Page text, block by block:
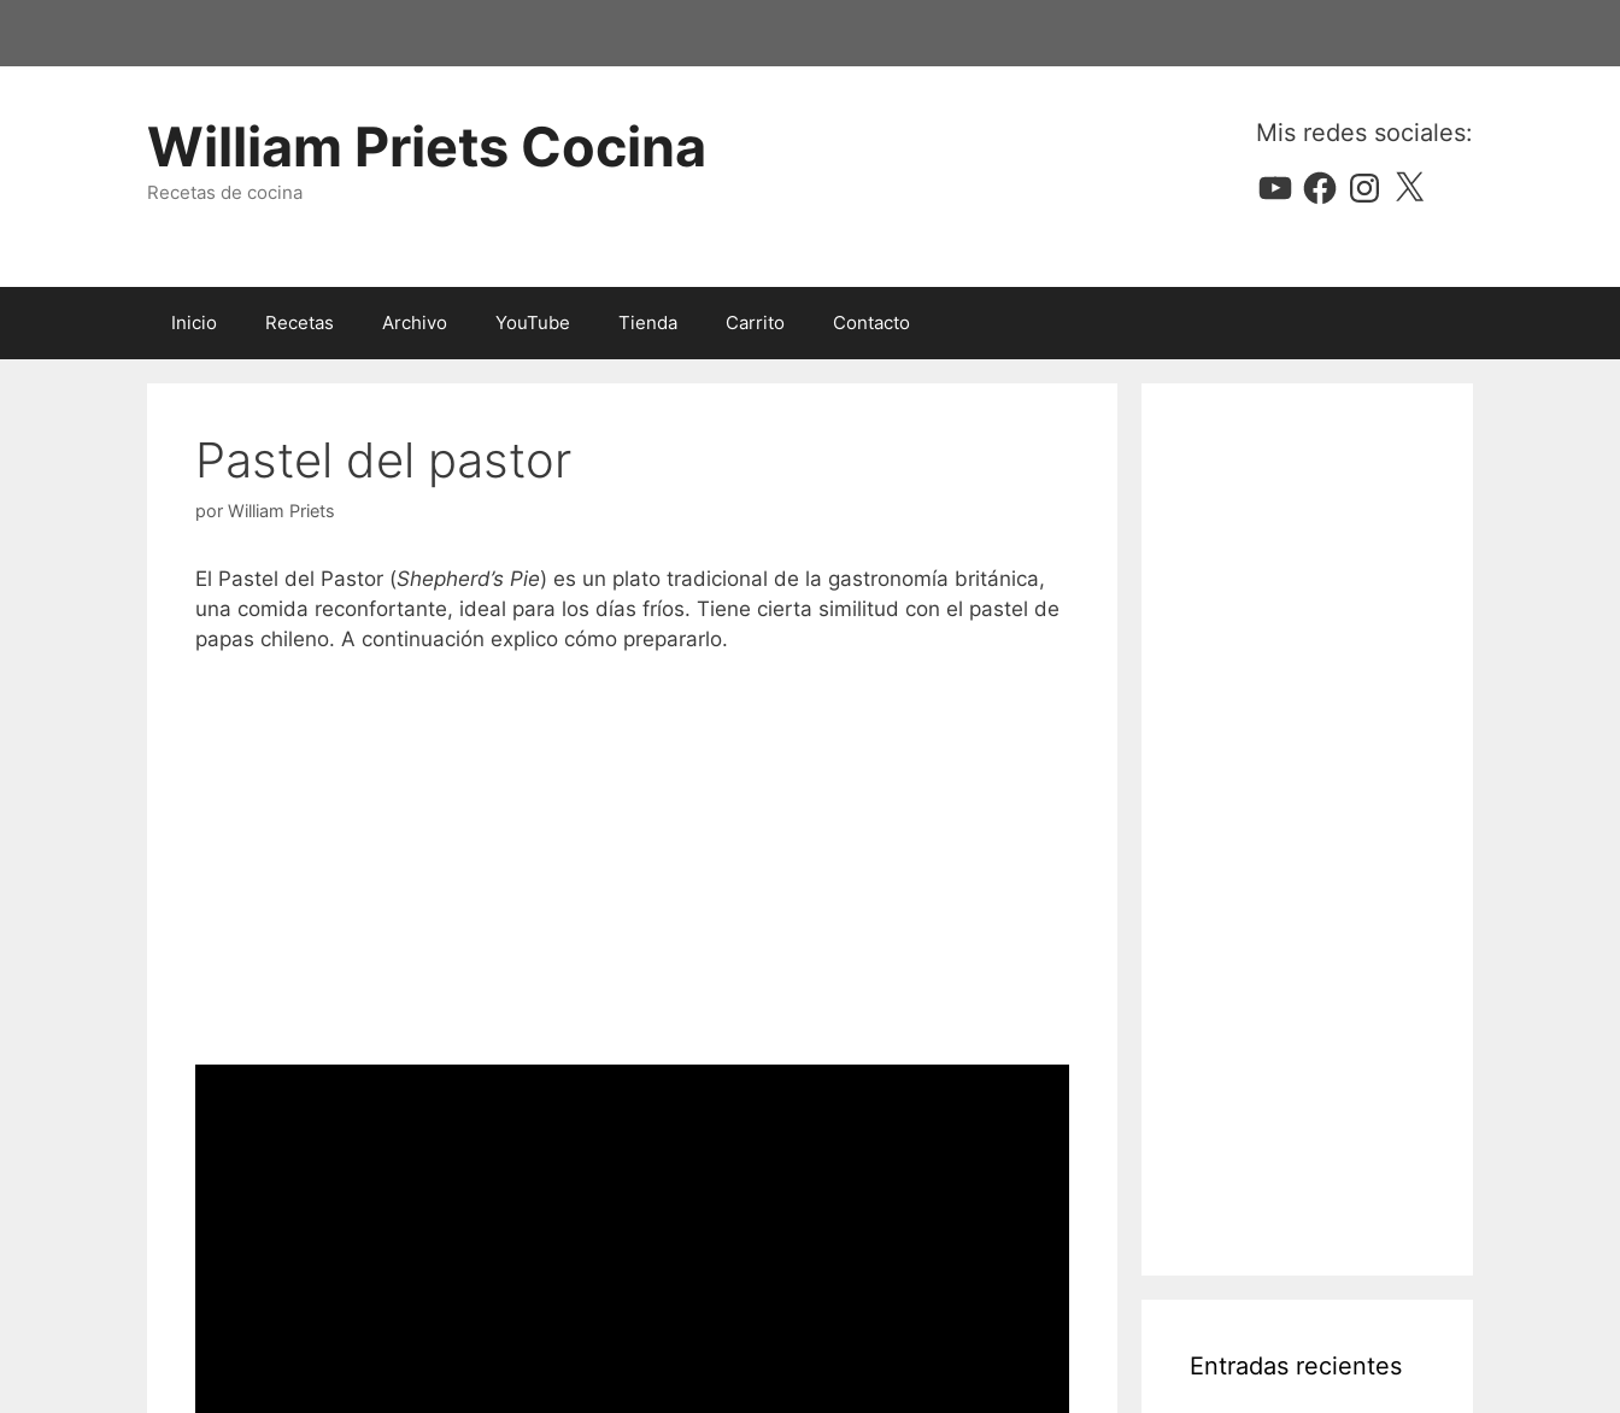
contenido
Mis redes sociales:
YouTubeFacebookInstagram
X
William Priets Cocina
Recetas de cocina
Inicio Recetas Archivo YouTube Tienda Carrito Contacto
Pastel del pastor
por William Priets
El Pastel del Pastor (Shepherd’s Pie) es un plato tradicional de la gastronomía británica,
una comida reconfortante, ideal para los días fríos. Tiene cierta similitud con el pastel de
papas chileno. A continuación explico cómo prepararlo.
Entradas recientes